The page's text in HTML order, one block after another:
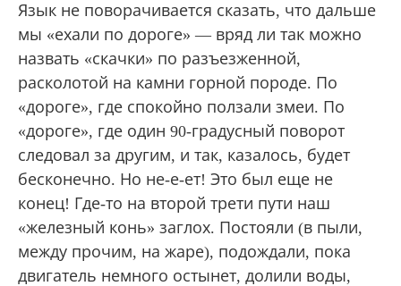
Язык не поворачивается сказать, что дальше
мы «ехали по дороге» — вряд ли так можно
назвать «скачки» по разъезженной,
расколотой на камни горной породе. По
«дороге», где спокойно ползали змеи. По
«дороге», где один 90-градусный поворот
следовал за другим, и так, казалось, будет
бесконечно. Но не-е-ет! Это был еще не
конец! Где-то на второй трети пути наш
«железный конь» заглох. Постояли (в пыли,
между прочим, на жаре), подождали, пока
двигатель немного остынет, долили воды,